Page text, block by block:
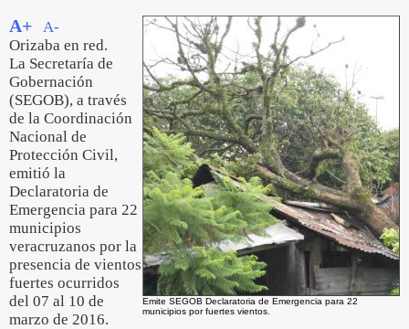
Emite SEGOB Declaratoria de Emergencia para 22
municipios por fuertes vientos.
A+
A-
Orizaba en red.
La Secretaría de
Gobernación
(SEGOB), a través
de la Coordinación
Nacional de
Protección Civil,
emitió la
Declaratoria de
Emergencia para 22
municipios
veracruzanos por la
presencia de vientos
fuertes ocurridos
del 07 al 10 de
marzo de 2016.